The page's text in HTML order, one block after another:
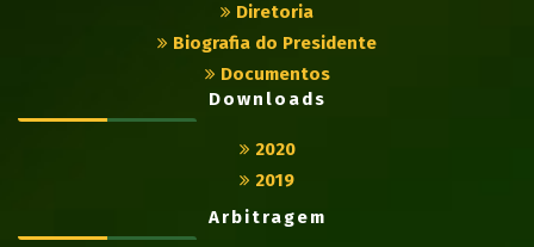
Diretoria
Biografia do Presidente
Documentos
Downloads
2020
2019
Arbitragem